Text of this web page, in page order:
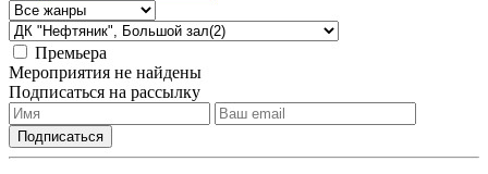
Премьера
Мероприятия не найдены
Подписаться на рассылку